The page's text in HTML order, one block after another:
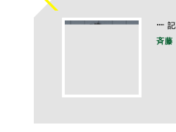
斉藤